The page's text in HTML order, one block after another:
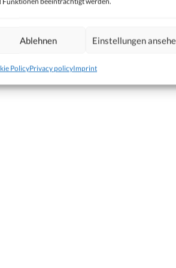
Ablehnen Einstellungen
PolicyPrivacy policyImprint